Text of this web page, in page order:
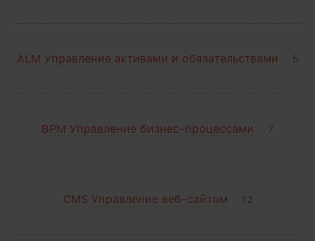
ALM Управление активами и обязательствами 5
BPM Управление бизнес-процессами 7
CMS Управление веб-сайтом 12